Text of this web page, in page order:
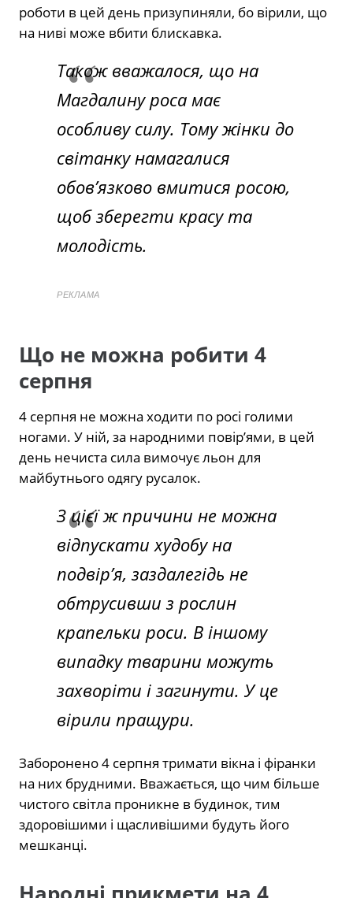
роботи в цей день призупиняли, бо вірили, що
на ниві може вбити блискавка.
Також вважалося, що на
Магдалину роса має
особливу силу. Тому жінки до
світанку намагалися
обов’язково вмитися росою,
щоб зберегти красу та
молодість.
РЕКЛАМА
Що не можна робити 4
серпня
4 серпня не можна ходити по росі голими
ногами. У ній, за народними повір’ями, в цей
день нечиста сила вимочує льон для
майбутнього одягу русалок.
З цієї ж причини не можна
відпускати худобу на
подвір’я, заздалегідь не
обтрусивши з рослин
крапельки роси. В іншому
випадку тварини можуть
захворіти і загинути. У це
вірили пращури.
Заборонено 4 серпня тримати вікна і фіранки
на них брудними. Вважається, що чим більше
чистого світла проникне в будинок, тим
здоровішими і щасливішими будуть його
мешканці.